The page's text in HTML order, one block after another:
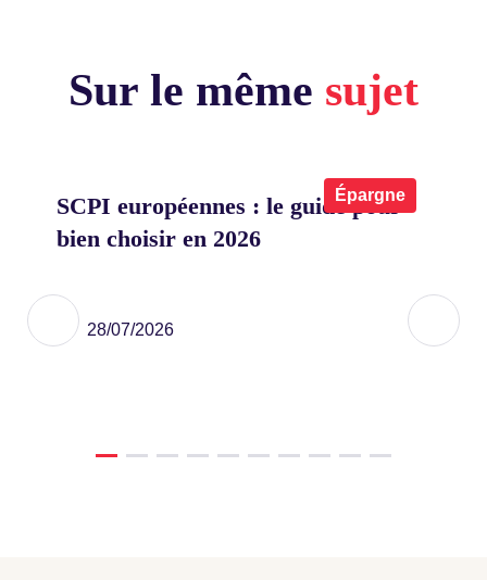
Sur le même sujet
Épargne
SCPI européennes : le guide pour
bien choisir en 2026
28/07/2026